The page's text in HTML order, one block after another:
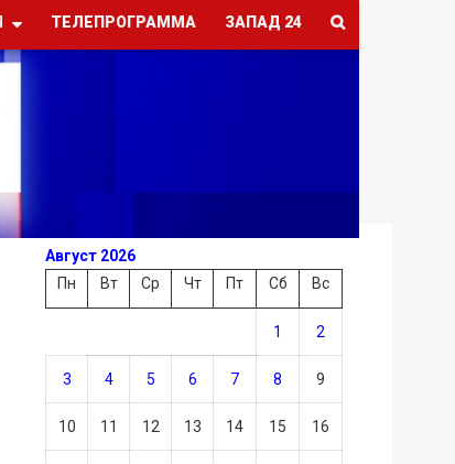
ТЕЛЕПРОГРАММА ЗАПАД 24
Август 2026
Пн
Вт Ср Чт Пт Сб Вс
1 2
3 4 5 6 7 8 9
10 11 12 13 14 15 16